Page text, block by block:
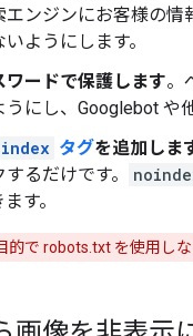
エンジンにお客様の
ようにします。
ワードで保護します。
うにし、Googlebot や
タグを追加しま
るだけです。
す。
的で robots.txt を使用しな